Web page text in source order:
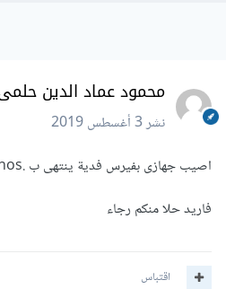
محمود عماد الدين حلمى
نشر3 أغسطس 2019
اصيب جهازى بفيرس فدية ينتهى ب .mogranos
فاريد حلا منكم رجاء
اقتباس